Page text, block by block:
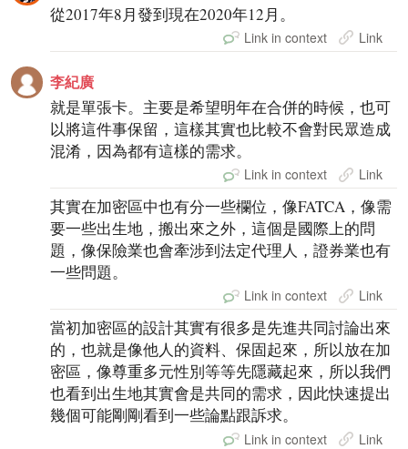
從2017年8月發到現在2020年12月。
Link in context Link
李紀廣
就是單張卡。主要是希望明年在合併的時候，也可
以將這件事保留，這樣其實也比較不會對民眾造成
混淆，因為都有這樣的需求。
Link in context Link
其實在加密區中也有分一些欄位，像FATCA，像需
要一些出生地，搬出來之外，這個是國際上的問
題，像保險業也會牽涉到法定代理人，證券業也有
一些問題。
Link in context Link
當初加密區的設計其實有很多是先進共同討論出來
的，也就是像他人的資料、保固起來，所以放在加
密區，像尊重多元性別等等先隱藏起來，所以我們
也看到出生地其實會是共同的需求，因此快速提出
幾個可能剛剛看到一些論點跟訴求。
Link in context Link